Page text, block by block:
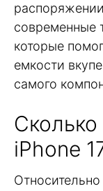
современные
которые
емкости
самого
Сколько
iPhone
Относительно